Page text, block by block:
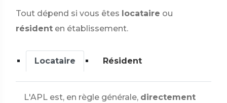
Tout dépend si vous êtes locataire ou
résident en établissement.
Locataire Résident
L'APL est, en règle générale, directement